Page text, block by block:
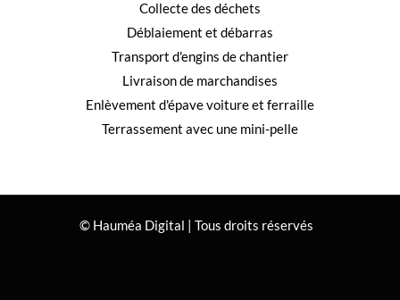
Collecte des déchets
Déblaiement et débarras
Transport d'engins de chantier
Livraison de marchandises
Enlèvement d'épave voiture et ferraille
Terrassement avec une mini-pelle
© Hauméa Digital | Tous droits réservés